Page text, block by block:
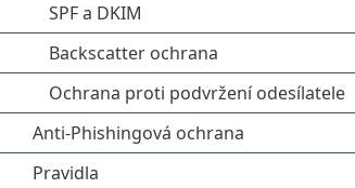
SPF a DKIM
Backscatter ochrana
Ochrana proti podvržení odesílatele
Anti-Phishingová ochrana
Pravidla